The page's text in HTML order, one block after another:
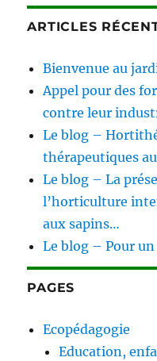
ARTICLES
Bienvenue au
Appel pour des
contre leur
Le blog –
thérapeutiques
Le blog – La
l’horticulture
aux sapins…
Le blog – Pour
PAGES
Ecopédagogie
Education,